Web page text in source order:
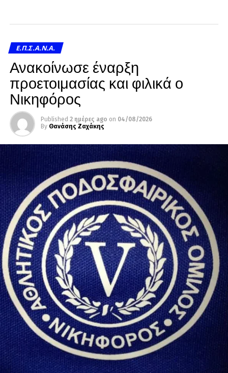
Ε.Π.Σ.Α.Ν.Α.
Ανακοίνωσε έναρξη
προετοιμασίας και φιλικά ο
Νικηφόρος
Published 2 ημέρες ago on 04/08/2026
By Θανάσης Ζαχάκης